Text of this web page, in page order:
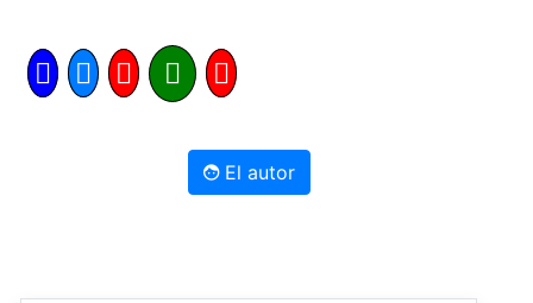
El autor